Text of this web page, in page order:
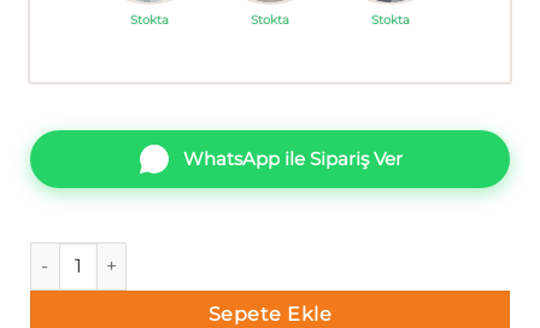
Stokta Stokta Stokta
WhatsApp ile Sipariş Ver
Ravena Vira 102405-5 Tek renk alacalı Duvar Kağıdı 10m²
Sepete Ekle